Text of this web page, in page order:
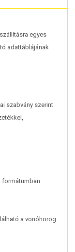
egyes
adattáblájának
szabvány szerint
formátumban
a vonóhorog